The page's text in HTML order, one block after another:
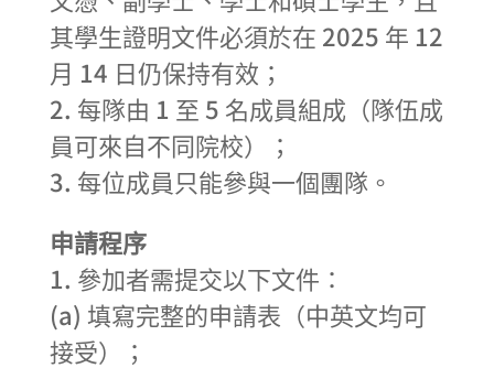
其學生證明文件必須於在 2025 年 12
月 14 日仍保持有效；
2. 每隊由 1 至 5 名成員組成（隊伍成
員可來自不同院校）；
3. 每位成員只能參與一個團隊。
申請程序
1. 參加者需提交以下文件：
(a) 填寫完整的申請表（中英文均可
接受）；